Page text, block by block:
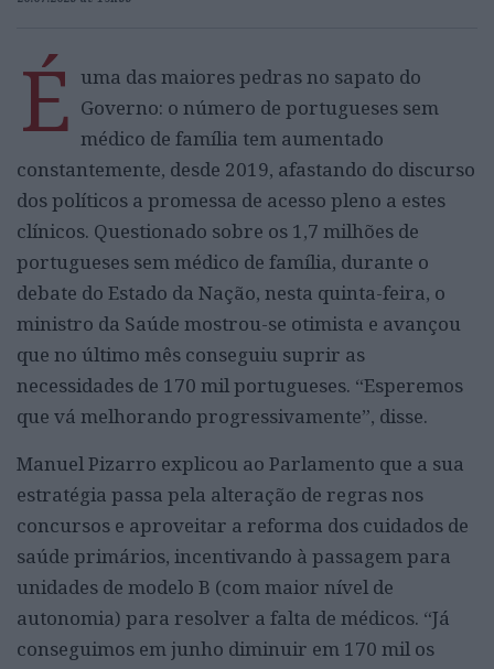
É uma das maiores pedras no sapato do
Governo: o número de portugueses sem
médico de família tem aumentado
constantemente, desde 2019, afastando do discurso
dos políticos a promessa de acesso pleno a estes
clínicos. Questionado sobre os 1,7 milhões de
portugueses sem médico de família, durante o
debate do Estado da Nação, nesta quinta-feira, o
ministro da Saúde mostrou-se otimista e avançou
que no último mês conseguiu suprir as
necessidades de 170 mil portugueses. “Esperemos
que vá melhorando progressivamente”, disse.
Manuel Pizarro explicou ao Parlamento que a sua
estratégia passa pela alteração de regras nos
concursos e aproveitar a reforma dos cuidados de
saúde primários, incentivando à passagem para
unidades de modelo B (com maior nível de
autonomia) para resolver a falta de médicos. “Já
conseguimos em junho diminuir em 170 mil os